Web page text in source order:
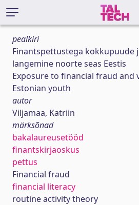
pealkiri
Finantspettustega kokkupuude
langemine noorte seas Eestis
Exposure to financial fraud and
Estonian youth
autor
Viljamaa, Katriin
märksõnad
bakalaureusetööd
finantskirjaoskus
pettus
Financial fraud
financial literacy
routine activity theory